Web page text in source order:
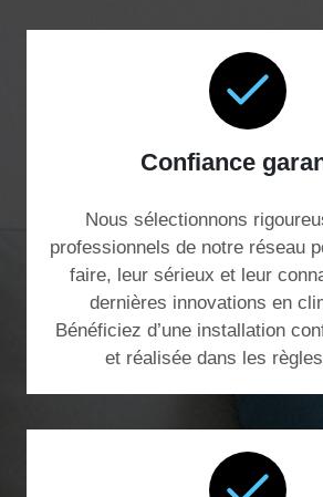
Confiance
Nous sélectionnons
professionnels de notre réseau
faire, leur sérieux et leur
dernières innovations en
Bénéficiez d’une installation
et réalisée dans les règles